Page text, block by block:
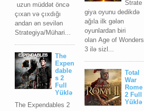
uzun müddət öncə
çıxan və çıxdığı
andan ən sevilən
Strategiya/Mühari...
The
Expen
dable
s 2
Full
Yüklə
The Expendables 2
Strate
giya oyunu dedikdə
ağıla ilk gələn
oyunlardan biri
olan Age of Wonders
3 ilə sizl...
Total
War
Rome
2 Full
Yüklə